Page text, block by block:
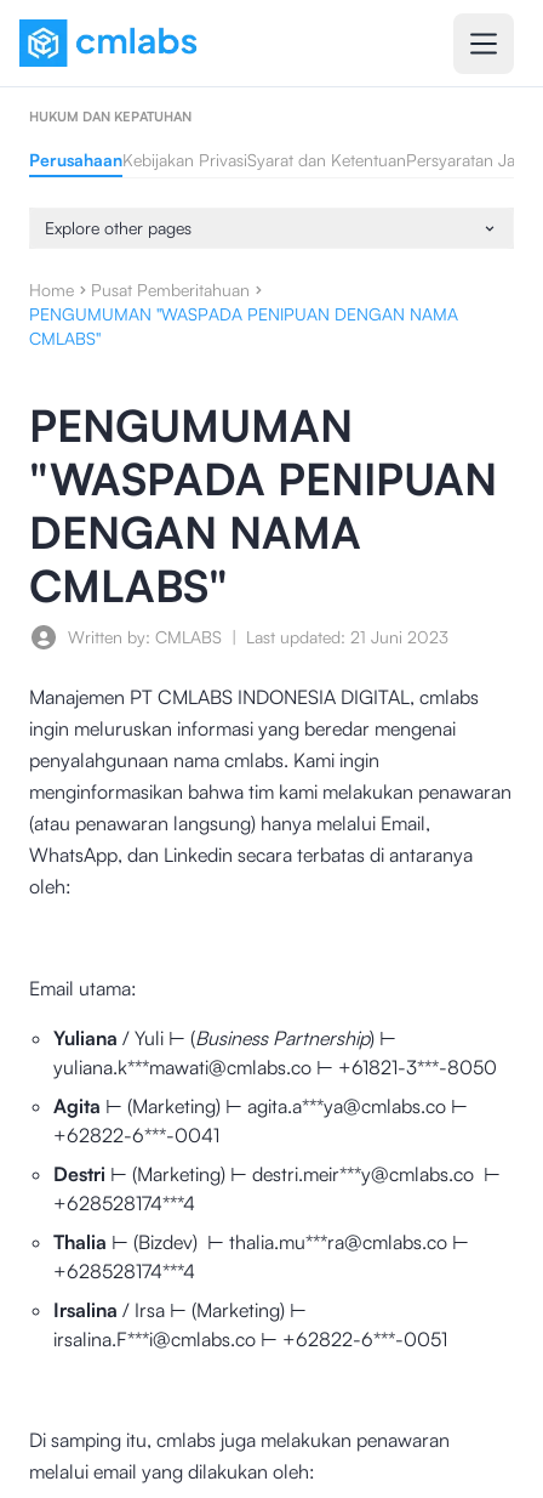
HUKUM DAN KEPATUHAN
PerusahaanKebijakan PrivasiSyarat dan KetentuanPersyaratan Jasa
Explore other pages
Home
Pusat Pemberitahuan
PENGUMUMAN "WASPADA PENIPUAN DENGAN NAMA
CMLABS"
PENGUMUMAN
"WASPADA PENIPUAN
DENGAN NAMA
CMLABS"
Written by: CMLABS | Last updated: 21 Juni 2023
Manajemen PT CMLABS INDONESIA DIGITAL, cmlabs
ingin meluruskan informasi yang beredar mengenai
penyalahgunaan nama cmlabs. Kami ingin
menginformasikan bahwa tim kami melakukan penawaran
(atau penawaran langsung) hanya melalui Email,
WhatsApp, dan Linkedin secara terbatas di antaranya
oleh:
Email utama:
Yuliana / Yuli ⊢ (Business Partnership) ⊢
yuliana.k***mawati@cmlabs.co ⊢ +61821-3***-8050
Agita ⊢ (Marketing) ⊢ agita.a***ya@cmlabs.co ⊢
+62822-6***-0041
Destri ⊢ (Marketing) ⊢ destri.meir***y@cmlabs.co ⊢
+628528174***4
Thalia ⊢ (Bizdev) ⊢ thalia.mu***ra@cmlabs.co ⊢
+628528174***4
Irsalina / Irsa ⊢ (Marketing) ⊢
irsalina.F***i@cmlabs.co ⊢ +62822-6***-0051
Di samping itu, cmlabs juga melakukan penawaran
melalui email yang dilakukan oleh: